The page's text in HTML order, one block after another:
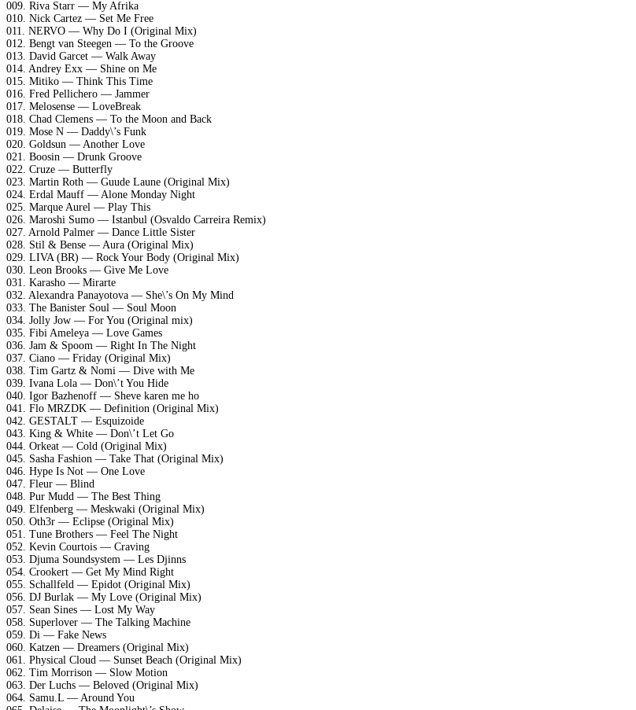
009. Riva Starr — My Afrika
010. Nick Cartez — Set Me Free
011. NERVO — Why Do I (Original Mix)
012. Bengt van Steegen — To the Groove
013. David Garcet — Walk Away
014. Andrey Exx — Shine on Me
015. Mitiko — Think This Time
016. Fred Pellichero — Jammer
017. Melosense — LoveBreak
018. Chad Clemens — To the Moon and Back
019. Mose N — Daddy\’s Funk
020. Goldsun — Another Love
021. Boosin — Drunk Groove
022. Cruze — Butterfly
023. Martin Roth — Guude Laune (Original Mix)
024. Erdal Mauff — Alone Monday Night
025. Marque Aurel — Play This
026. Maroshi Sumo — Istanbul (Osvaldo Carreira Remix)
027. Arnold Palmer — Dance Little Sister
028. Stil & Bense — Aura (Original Mix)
029. LIVA (BR) — Rock Your Body (Original Mix)
030. Leon Brooks — Give Me Love
031. Karasho — Mirarte
032. Alexandra Panayotova — She\’s On My Mind
033. The Banister Soul — Soul Moon
034. Jolly Jow — For You (Original mix)
035. Fibi Ameleya — Love Games
036. Jam & Spoom — Right In The Night
037. Ciano — Friday (Original Mix)
038. Tim Gartz & Nomi — Dive with Me
039. Ivana Lola — Don\’t You Hide
040. Igor Bazhenoff — Sheve karen me ho
041. Flo MRZDK — Definition (Original Mix)
042. GESTALT — Esquizoide
043. King & White — Don\’t Let Go
044. Orkeat — Cold (Original Mix)
045. Sasha Fashion — Take That (Original Mix)
046. Hype Is Not — One Love
047. Fleur — Blind
048. Pur Mudd — The Best Thing
049. Elfenberg — Meskwaki (Original Mix)
050. Oth3r — Eclipse (Original Mix)
051. Tune Brothers — Feel The Night
052. Kevin Courtois — Craving
053. Djuma Soundsystem — Les Djinns
054. Crookert — Get My Mind Right
055. Schallfeld — Epidot (Original Mix)
056. DJ Burlak — My Love (Original Mix)
057. Sean Sines — Lost My Way
058. Superlover — The Talking Machine
059. Di — Fake News
060. Katzen — Dreamers (Original Mix)
061. Physical Cloud — Sunset Beach (Original Mix)
062. Tim Morrison — Slow Motion
063. Der Luchs — Beloved (Original Mix)
064. Samu.L — Around You